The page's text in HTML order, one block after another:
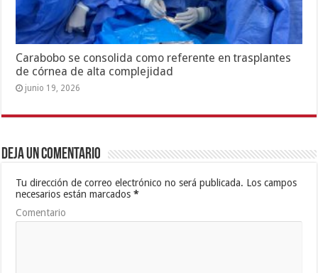
Carabobo se consolida como referente en trasplantes
de córnea de alta complejidad
junio 19, 2026
Deja un comentario
Tu dirección de correo electrónico no será publicada. Los campos
necesarios están marcados*
Comentario